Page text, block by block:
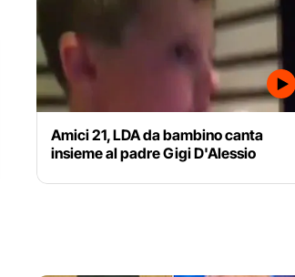
Amici 21, LDA da bambino canta
insieme al padre Gigi D'Alessio